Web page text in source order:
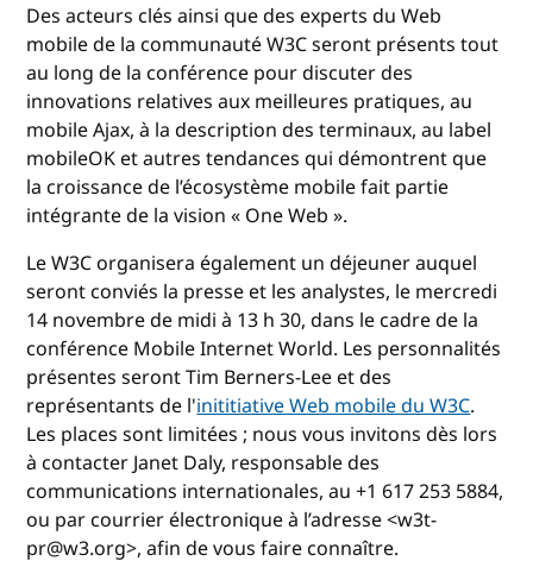
Des acteurs clés ainsi que des experts du Web
mobile de la communauté W3C seront présents tout
au long de la conférence pour discuter des
innovations relatives aux meilleures pratiques, au
mobile Ajax, à la description des terminaux, au label
mobileOK et autres tendances qui démontrent que
la croissance de l’écosystème mobile fait partie
intégrante de la vision « One Web ».
Le W3C organisera également un déjeuner auquel
seront conviés la presse et les analystes, le mercredi
14 novembre de midi à 13 h 30, dans le cadre de la
conférence Mobile Internet World. Les personnalités
présentes seront Tim Berners-Lee et des
représentants de l'inititiative Web mobile du W3C.
Les places sont limitées ; nous vous invitons dès lors
à contacter Janet Daly, responsable des
communications internationales, au +1 617 253 5884,
ou par courrier électronique à l’adresse <w3t-
pr@w3.org>, afin de vous faire connaître.